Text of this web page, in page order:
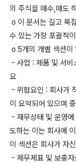
의 주식을 매수,매도
o 이 문서는 길고 복
수 있는 가장 포괄적
o 5개의 개별 섹션이
- 사업 : 제품 및 서비
요
- 위험요인 : 회사가
이 요약되어 있으며
- 재무상태 및 운영
도하는 이는 회사에
이 섹션은 회사가 자
- 제무제표 및 보충